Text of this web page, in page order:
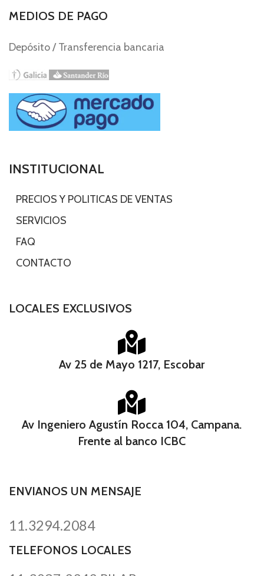
MEDIOS DE PAGO
Depósito / Transferencia bancaria
INSTITUCIONAL
PRECIOS Y POLITICAS DE VENTAS
SERVICIOS
FAQ
CONTACTO
LOCALES EXCLUSIVOS
Av 25 de Mayo 1217, Escobar
Av Ingeniero Agustín Rocca 104, Campana.
Frente al banco ICBC​
ENVIANOS UN MENSAJE
11.3294.2084
TELEFONOS LOCALES